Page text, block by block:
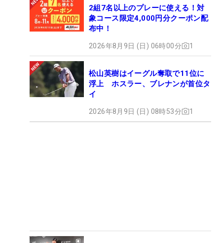
2組7名以上のプレーに使える！対
象コース限定4,000円分クーポン配
布中！
2026年8月9日 (日) 06時00分 1
松山英樹はイーグル奪取で11位に
浮上 ホスラー、ブレナンが首位タ
イ
2026年8月9日 (日) 08時53分 1